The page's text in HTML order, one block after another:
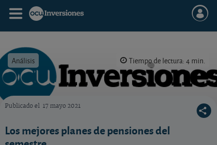
Análisis Tiempo de lectura: 4 min.
Publicado el 17 mayo 2021
Los mejores planes de pensiones del